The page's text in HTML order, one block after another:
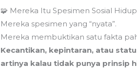
🧩 Mereka Itu Spesimen Sosial Hidup
Mereka spesimen yang “nyata”.
Mereka membuktikan satu fakta
Kecantikan, kepintaran, atau
artinya kalau tidak punya prinsip